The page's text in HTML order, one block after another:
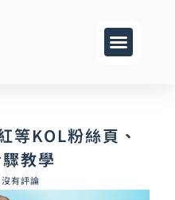
KOL粉絲頁、
教學
沒有評論